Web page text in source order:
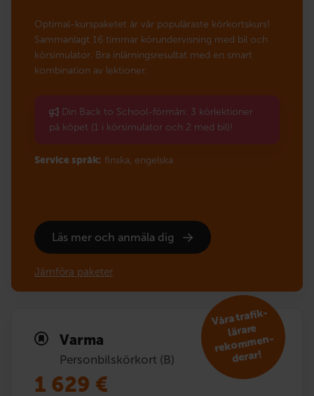
Optimal-kurspaketet är vår populäraste körkortskurs!
Sammanlagt 16 timmar körundervisning med bil och
körsimulator. Bra inlärningsresultat med en smart
kombination av lektioner.
Din Back to School-förmån: 3 körlektioner
på köpet (1 i körsimulator och 2 med bil)!
Service språk: finska, engelska
Läs mer och anmäla dig
Jämföra paketer
Varma
Personbilskörkort (B)
V
åra trafik­
lärare
reko
m
men­
derar!
1 629 €